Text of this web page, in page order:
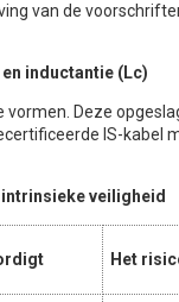
van de
inductantie (Lc)
Deze
IS-kabel
veiligheid
Het